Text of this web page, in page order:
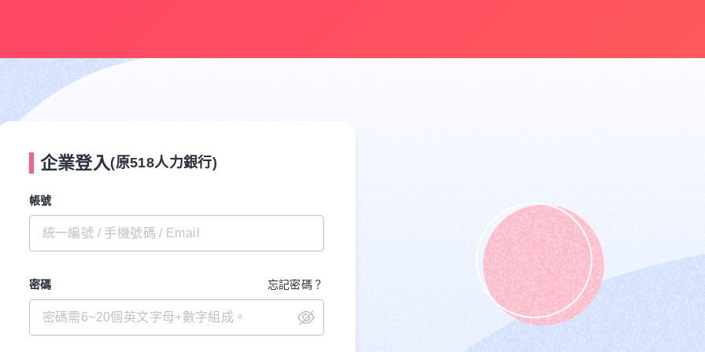
企業登入(原518人力銀行)
帳號
密碼 忘記密碼？